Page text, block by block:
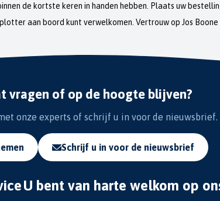
de kortste keren in handen hebben. Plaats uw
aan boord kunt verwelkomen. Vertrouw op Jos
vragen of op de hoogte blijven?
onze experts of schrijf u in voor de nieuwsbrief.
Schrijf u in voor de nieuwsbrief
U bent van harte welkom op